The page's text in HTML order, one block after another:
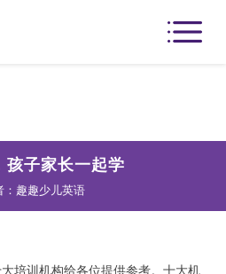
子家长一起学
：趣趣少儿英语
训机构给各位提供参考。十大机